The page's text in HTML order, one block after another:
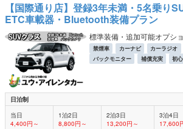
【国際通り店】登録3年未満・5名乗り
ETC車載器・Bluetooth装備プラン
標準装備・追加可能オプシ
禁煙車 カーナビ カーラジオ
バックモニター
補償充実 初
日泊制
当日
4,400円～
1泊2日
8,800円～
2泊3日
13,200円～
3泊4日
17,600